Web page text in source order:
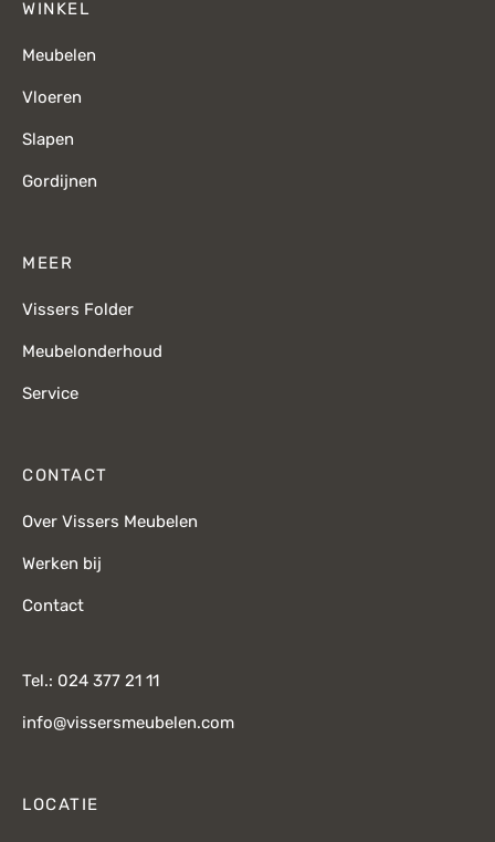
WINKEL
Meubelen
Vloeren
Slapen
Gordijnen
MEER
Vissers Folder
Meubelonderhoud
Service
CONTACT
Over Vissers Meubelen
Werken bij
Contact
Tel.: 024 377 21 11
info@vissersmeubelen.com
LOCATIE